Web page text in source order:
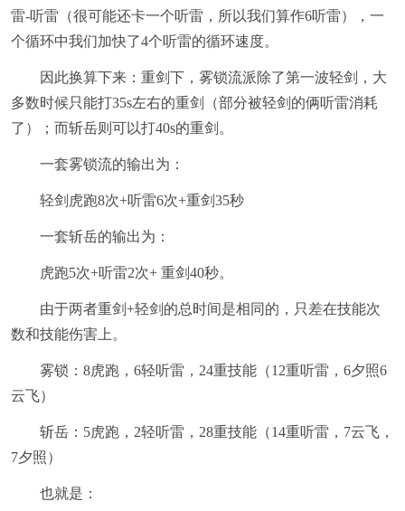
雷-听雷（很可能还卡一个听雷，所以我们算作6听雷），一
个循环中我们加快了4个听雷的循环速度。
因此换算下来：重剑下，雾锁流派除了第一波轻剑，大
多数时候只能打35s左右的重剑（部分被轻剑的俩听雷消耗
了）；而斩岳则可以打40s的重剑。
一套雾锁流的输出为：
轻剑虎跑8次+听雷6次+重剑35秒
一套斩岳的输出为：
虎跑5次+听雷2次+ 重剑40秒。
由于两者重剑+轻剑的总时间是相同的，只差在技能次
数和技能伤害上。
雾锁：8虎跑，6轻听雷，24重技能（12重听雷，6夕照6
云飞）
斩岳：5虎跑，2轻听雷，28重技能（14重听雷，7云飞，
7夕照）
也就是：